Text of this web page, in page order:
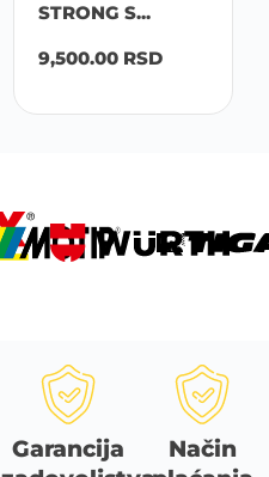
STRONG S...
9,500.00 RSD
Garancija
Način